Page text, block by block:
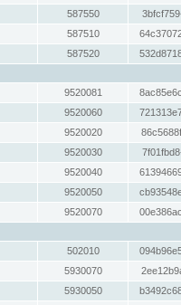
587550
587510
587520
9520081
9520060
9520020
9520030
9520040
9520050
9520070
502010
5930070
5930050